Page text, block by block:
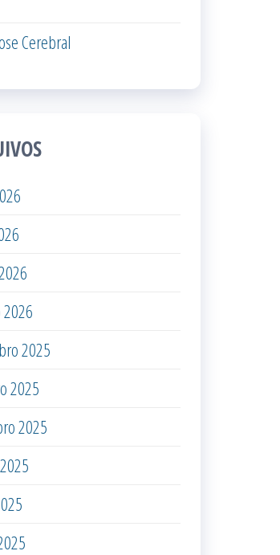
Cerebral
2025
2025
2025